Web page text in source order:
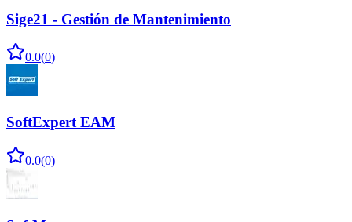
Sige21 - Gestión de Mantenimiento
0.0(0)
SoftExpert EAM
0.0(0)